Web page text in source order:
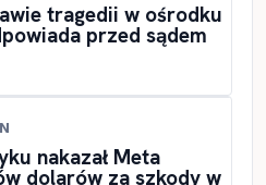
tragedii w ośrodku
przed sądem
nakazał Meta
dolarów za szkody w